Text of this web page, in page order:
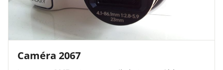
Caméra 2067